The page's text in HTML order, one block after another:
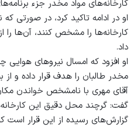
کارخانه‌های مواد مخدر جزء
او در ادامه تاکید کرد، در صورتی
کارخانه‌ها را مشخص کنند، آن‌ها
داد.
او افزود که امسال نیروهای هوایی
مخدر طالبان را هدف قرار داده و از
آقای مهری با نامشخص خواندن
گفت: گرچند محل دقیق این
گزارش‌های رسیده از این قرار است